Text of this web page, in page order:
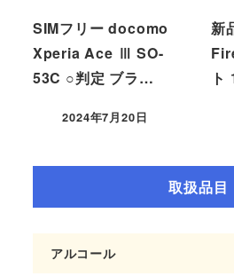
SIMフリー docomo
Xperia Ace Ⅲ SO-
53C ○判定 ブラ…
2024年7月20日
新
ト
取扱品目
アルコール